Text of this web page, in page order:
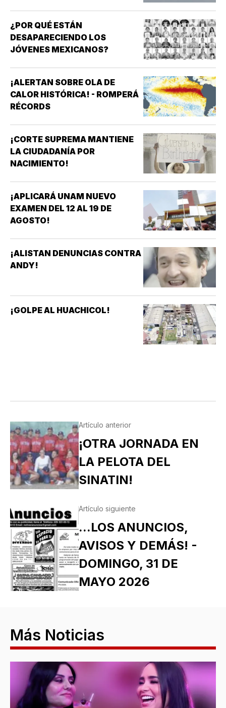
¿POR QUÉ ESTÁN
DESAPARECIENDO LOS
JÓVENES MEXICANOS?
¡ALERTAN SOBRE OLA DE
CALOR HISTÓRICA! - ROMPERÁ
RÉCORDS
¡CORTE SUPREMA MANTIENE
LA CIUDADANÍA POR
NACIMIENTO!
¡APLICARÁ UNAM NUEVO
EXAMEN DEL 12 AL 19 DE
AGOSTO!
¡ALISTAN DENUNCIAS CONTRA
ANDY!
¡GOLPE AL HUACHICOL!
Artículo anterior
¡OTRA JORNADA EN
LA PELOTA DEL
SINATIN!
Artículo siguiente
...LOS ANUNCIOS,
AVISOS Y DEMÁS! -
DOMINGO, 31 DE
MAYO 2026
Más Noticias